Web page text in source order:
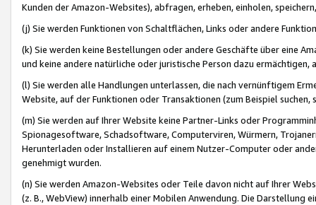
Kunden der Amazon-Websites), abfragen, erheben, einholen,
(j) Sie werden Funktionen von Schaltflächen, Links oder andere
(k) Sie werden keine Bestellungen oder andere Geschäfte über eine
und keine andere natürliche oder juristische Person dazu
(l) Sie werden alle Handlungen unterlassen, die nach vernünftigem
Website, auf der Funktionen oder Transaktionen (zum Beispiel
(m) Sie werden auf Ihrer Website keine Partner-Links oder
Spionagesoftware, Schadsoftware, Computerviren, Würmern,
Herunterladen oder Installieren auf einem Nutzer-Computer oder
genehmigt wurden.
(n) Sie werden Amazon-Websites oder Teile davon nicht auf Ihrer
(z. B., WebView) innerhalb einer Mobilen Anwendung. Die Darstellung